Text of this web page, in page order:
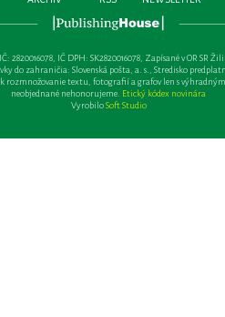
IČ DPH: SK2820016078, Zapísané v OR SR
do zahraničia: Slovenská pošta, a. s., Stredisko
rozmnožovanie textu, fotografií a grafov len s
neobjednané nehonorujeme. Etický kódex novinára
VyrobiloSoft Studio